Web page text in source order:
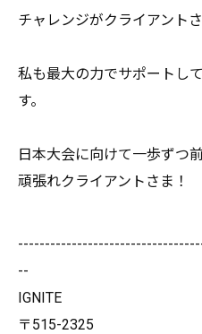
チャレンジがクライアント
私も最大の力でサポートし
す。
日本大会に向けて一歩ずつ前
頑張れクライアントさま！
--
IGNITE
〒515-2325